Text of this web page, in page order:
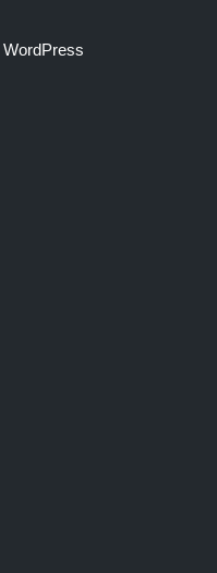
WordPress